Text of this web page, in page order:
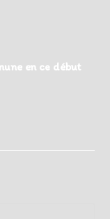
en ce début